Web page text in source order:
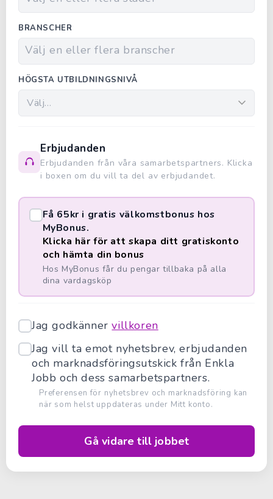
BRANSCHER
HÖGSTA UTBILDNINGSNIVÅ
Erbjudanden
Erbjudanden från våra samarbetspartners. Klicka
i boxen om du vill ta del av erbjudandet.
Få 65kr i gratis välkomstbonus hos
MyBonus.
Klicka här för att skapa ditt gratiskonto
och hämta din bonus
Hos MyBonus får du pengar tillbaka på alla
dina vardagsköp
Jag godkännervillkoren
Jag vill ta emot nyhetsbrev, erbjudanden
och marknadsföringsutskick från Enkla
Jobb och dess samarbetspartners.
Preferensen för nyhetsbrev och marknadsföring kan
när som helst uppdateras under Mitt konto.